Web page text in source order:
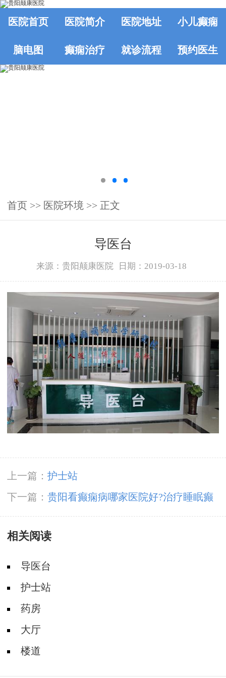
医院首页 医院简介 医院地址 小儿癫痫
脑电图 癫痫治疗 就诊流程 预约医生
首页 >> 医院环境 >> 正文
导医台
来源：贵阳颠康医院 日期：2019-03-18
上一篇： 护士站
下一篇： 贵阳看癫痫病哪家医院好?治疗睡眠癫
痫病比较好方法是什么?
相关阅读
导医台
护士站
药房
大厅
楼道